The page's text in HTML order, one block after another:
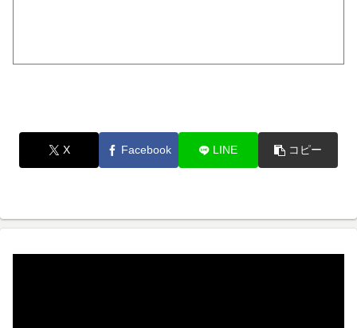
X Facebook LINE コピー